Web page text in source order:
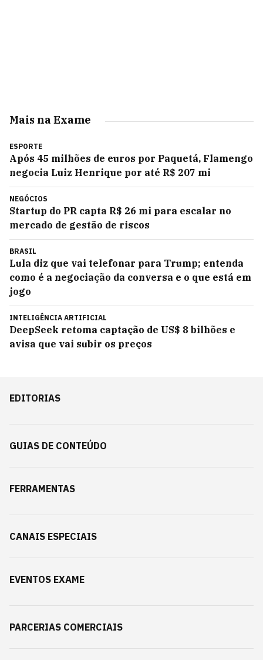
Mais na Exame
ESPORTE
Após 45 milhões de euros por Paquetá, Flamengo
negocia Luiz Henrique por até R$ 207 mi
NEGÓCIOS
Startup do PR capta R$ 26 mi para escalar no
mercado de gestão de riscos
BRASIL
Lula diz que vai telefonar para Trump; entenda
como é a negociação da conversa e o que está em
jogo
INTELIGÊNCIA ARTIFICIAL
DeepSeek retoma captação de US$ 8 bilhões e
avisa que vai subir os preços
EDITORIAS
GUIAS DE CONTEÚDO
FERRAMENTAS
CANAIS ESPECIAIS
EVENTOS EXAME
PARCERIAS COMERCIAIS